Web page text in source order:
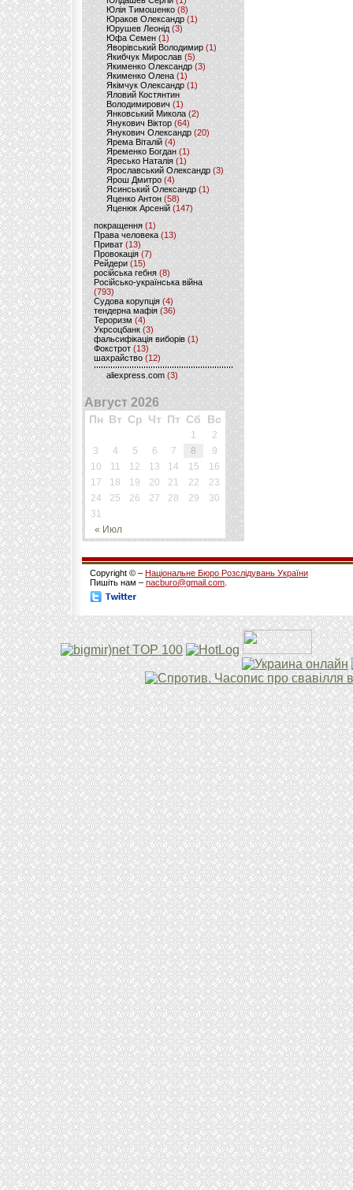
Юлія Тимошенко (8)
Юраков Олександр (1)
Юрушев Леонід (3)
Юфа Семен (1)
Яворівський Володимир (1)
Якибчук Мирослав (5)
Якименко Олександр (3)
Якименко Олена(1)
Якімчук Олександр (1)
Яловий Костянтин
Володимирович (1)
Янковський Микола(2)
Янукович Віктор (64)
Янукович Олександр(20)
Ярема Віталій(4)
Яременко Богдан(1)
Яресько Наталія(1)
Ярославський Олександр (3)
Ярош Дмитро (4)
Ясинський Олександр (1)
Яценко Антон(58)
Яценюк Арсеній (147)
покращення (1)
Права человека(13)
Приват (13)
Провокація (7)
Рейдери (15)
російська гебня (8)
Російсько-українська війна
(793)
Судова корупція (4)
тендерна мафія (36)
Тероризм (4)
Укрсоцбанк (3)
фальсифікація виборів (1)
Фокстрот(13)
шахрайство (12)
aliexpress.com (3)
Август 2026
Пн Вт Ср Чт Пт Сб Вс
« Июл
1
2
3
4 5 6 7 8
9
10
11 12 13 14 15
16
17
18 19 20 21 22
23
24
25 26 27 28 29
30
31
Copyright © – Національне Бюро Розслідувань України
Пишіть нам – nacburo@gmail.com